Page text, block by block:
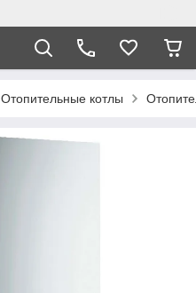
Отопительные котлы